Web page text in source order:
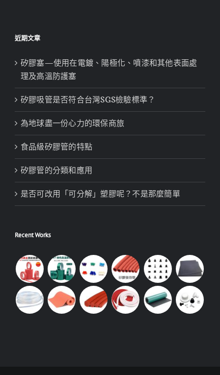
近期文章
矽膠塞—使用在電鍍、陽極化、噴漆和其他表面處
理及高溫防護塞
矽膠吸管是否符合台灣SGS檢驗標準？
為地球盡一份心力的環保商旅
食品級矽膠管的特點
矽膠管的分類和應用
是否可改用「可分解」塑膠呢？不是那麼簡單
Recent Works